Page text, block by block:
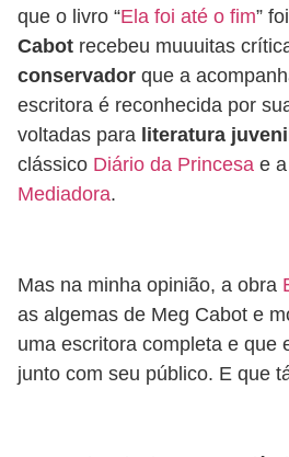
que o livro “Ela foi até o fim”
Cabot recebeu muuuitas
conservador que a
escritora é reconhecida por
voltadas para literatura juvenil
clássico Diário da Princesa e
Mediadora.
Mas na minha opinião, a obra
as algemas de Meg Cabot e
uma escritora completa e que
junto com seu público. E que